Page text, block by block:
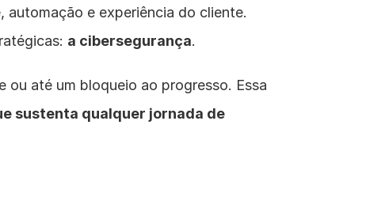
e experiência do cliente.
a cibersegurança.
ou até um bloqueio ao progresso. Essa
sustenta qualquer jornada de